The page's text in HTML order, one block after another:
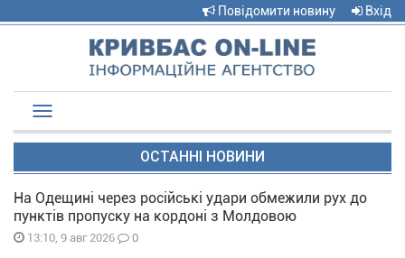
Повідомити новину Вхід
navigation
ОСТАННІ НОВИНИ
На Одещині через російські удари обмежили рух до
пунктів пропуску на кордоні з Молдовою
13:10, 9 авг 2026 0